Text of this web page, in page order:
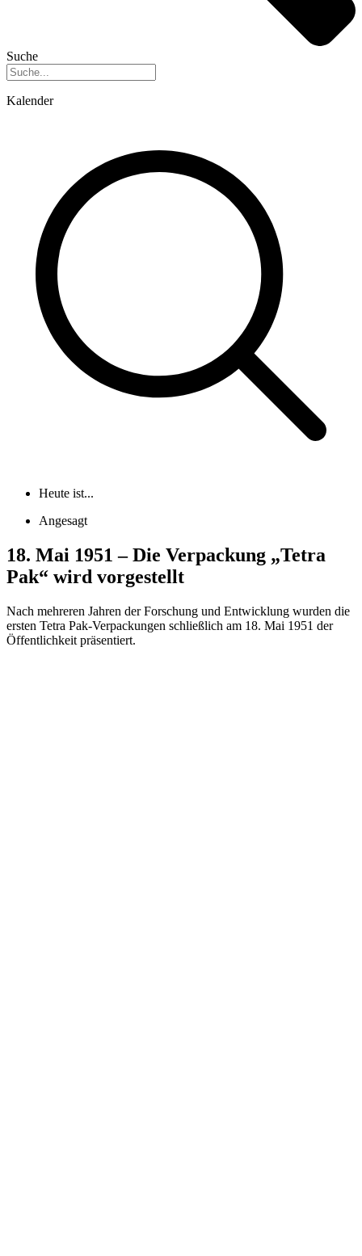
Suche
Kalender
Heute ist...
Angesagt
18. Mai 1951 – Die Verpackung „Tetra
Pak“ wird vorgestellt
Nach mehreren Jahren der Forschung und Entwicklung wurden die
ersten Tetra Pak-Verpackungen schließlich am 18. Mai 1951 der
Öffentlichkeit präsentiert.